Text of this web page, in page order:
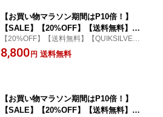
【お買い物マラソン期間はP10倍！】
【SALE】【20%OFF】【送料無料】Qu
iksilver クイックシルバー メンズ MER
CURY TRIDENT 21 フィットタイ ボー
【20%OFF】【送料無料】【QUIKSILVER
クイックシルバー 公式通販】
8,800 円 送料無料
【お買い物マラソン期間はP10倍！】
【SALE】【20%OFF】【送料無料】Qu